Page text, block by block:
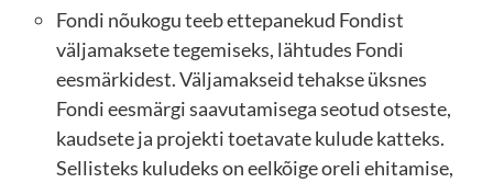
Fondi nõukogu teeb ettepanekud Fondist
väljamaksete tegemiseks, lähtudes Fondi
eesmärkidest. Väljamakseid tehakse üksnes
Fondi eesmärgi saavutamisega seotud otseste,
kaudsete ja projekti toetavate kulude katteks.
Sellisteks kuludeks on eelkõige oreli ehitamise,